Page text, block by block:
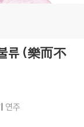
류 (樂而不
연주